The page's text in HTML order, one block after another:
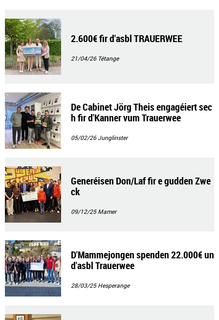
2.600€ fir d'asbl TRAUERWEE
21/04/26 Tétange
De Cabinet Jörg Theis engagéiert sec
h fir d'Kanner vum Trauerwee
05/02/26Junglinster
Generéisen Don/Laf fir e gudden Zwe
ck
09/12/25Mamer
D'Mammejongen spenden 22.000€ un
d'asbl Trauerwee
28/03/25Hesperange